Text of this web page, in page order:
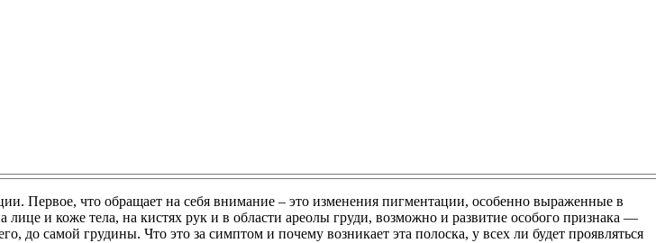
Первое, что обращает на себя внимание – это изменения пигментации, особенно выраженные в
и коже тела, на кистях рук и в области ареолы груди, возможно и развитие особого признака —
самой грудины. Что это за симптом и почему возникает эта полоска, у всех ли будет проявляться